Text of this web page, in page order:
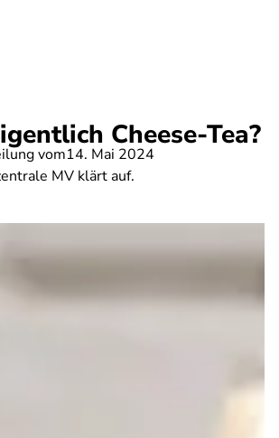
Cheese-Tea?
vom14. Mai 2024
MV klärt auf.